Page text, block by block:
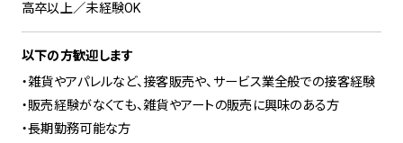
高卒以上／未経験OK
以下の方歓迎します
・雑貨やアパレルなど、接客販売や、サービス業全般での接客経験
・販売経験がなくても、雑貨やアートの販売に興味のある方
・長期勤務可能な方